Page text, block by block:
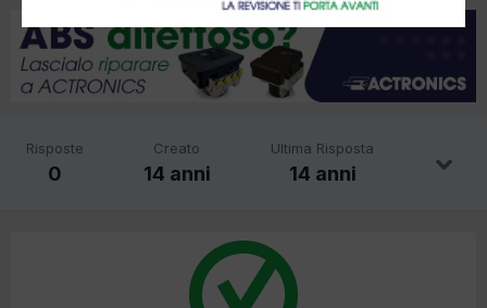
Risposte
0
Creato
14 anni
Ultima Risposta
14 anni